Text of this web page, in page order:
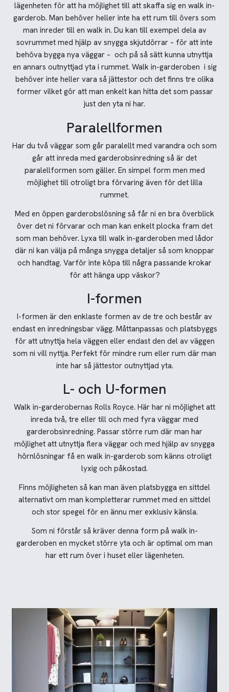
lägenheten för att ha möjlighet till att skaffa sig en walk in-
garderob. Man behöver heller inte ha ett rum till övers som
man inreder till en walk in. Du kan till exempel dela av
sovrummet med hjälp av snygga skjutdörrar – för att inte
behöva bygga nya väggar – och på så sätt kunna utnyttja
en annars outnyttjad yta i rummet. Walk in-garderoben i sig
behöver inte heller vara så jättestor och det finns tre olika
former vilket gör att man enkelt kan hitta det som passar
just den yta ni har.
Paralellformen
Har du två väggar som går paralellt med varandra och som
går att inreda med garderobsinredning så är det
paralellformen som gäller. En simpel form men med
möjlighet till otroligt bra förvaring även för det lilla
rummet.
Med en öppen garderobslösning så får ni en bra överblick
över det ni förvarar och man kan enkelt plocka fram det
som man behöver. Lyxa till walk in-garderoben med lådor
där ni kan välja på många snygga detaljer så som knoppar
och handtag. Varför inte köpa till några passande krokar
för att hänga upp väskor?
I-formen
I-formen är den enklaste formen av de tre och består av
endast en inredningsbar vägg. Måttanpassas och platsbyggs
för att utnyttja hela väggen eller endast den del av väggen
som ni vill nyttja. Perfekt för mindre rum eller rum där man
inte har så jättestor outnyttjad yta.
L- och U-formen
Walk in-garderobernas Rolls Royce. Här har ni möjlighet att
inreda två, tre eller till och med fyra väggar med
garderobsinredning. Passar större rum där man har
möjlighet att utnyttja flera väggar och med hjälp av snygga
hörnlösningar få en walk in-garderob som känns otroligt
lyxig och påkostad.
Finns möjligheten så kan man även platsbygga en sittdel
alternativt om man kompletterar rummet med en sittdel
och stor spegel för en ännu mer exklusiv känsla.
Som ni förstår så kräver denna form på walk in-
garderoben en mycket större yta och är optimal om man
har ett rum över i huset eller lägenheten.